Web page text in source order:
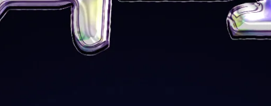
構，勾勒出不對稱的優雅輪廓，並以再生金材質打造，展現
交織品牌的經典之作 —— 以超現實感打破抽象秩序，幾何結